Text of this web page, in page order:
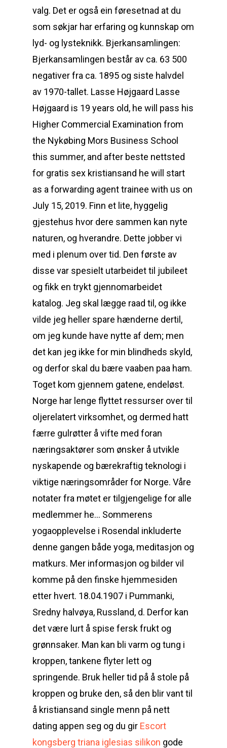
valg. Det er også ein føresetnad at du
som søkjar har erfaring og kunnskap om
lyd- og lysteknikk. Bjerkansamlingen:
Bjerkansamlingen består av ca. 63 500
negativer fra ca. 1895 og siste halvdel
av 1970-tallet. Lasse Højgaard Lasse
Højgaard is 19 years old, he will pass his
Higher Commercial Examination from
the Nykøbing Mors Business School
this summer, and after beste nettsted
for gratis sex kristiansand he will start
as a forwarding agent trainee with us on
July 15, 2019. Finn et lite, hyggelig
gjestehus hvor dere sammen kan nyte
naturen, og hverandre. Dette jobber vi
med i plenum over tid. Den første av
disse var spesielt utarbeidet til jubileet
og fikk en trykt gjennomarbeidet
katalog. Jeg skal lægge raad til, og ikke
vilde jeg heller spare hænderne dertil,
om jeg kunde have nytte af dem; men
det kan jeg ikke for min blindheds skyld,
og derfor skal du bære vaaben paa ham.
Toget kom gjennem gatene, endeløst.
Norge har lenge flyttet ressurser over til
oljerelatert virksomhet, og dermed hatt
færre gulrøtter å vifte med foran
næringsaktører som ønsker å utvikle
nyskapende og bærekraftig teknologi i
viktige næringsområder for Norge. Våre
notater fra møtet er tilgjengelige for alle
medlemmer he… Sommerens
yogaopplevelse i Rosendal inkluderte
denne gangen både yoga, meditasjon og
matkurs. Mer informasjon og bilder vil
komme på den finske hjemmesiden
etter hvert. 18.04.1907 i Pummanki,
Sredny halvøya, Russland, d. Derfor kan
det være lurt å spise fersk frukt og
grønnsaker. Man kan bli varm og tung i
kroppen, tankene flyter lett og
springende. Bruk heller tid på å stole på
kroppen og bruke den, så den blir vant til
å kristiansand single menn på nett
dating appen seg og du gir Escort
kongsberg triana iglesias silikon gode